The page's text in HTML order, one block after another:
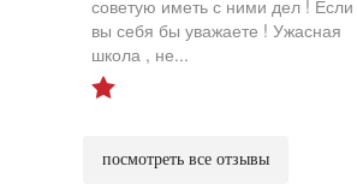
советую иметь с ними дел ! Если
вы себя бы уважаете ! Ужасная
школа , не...
посмотреть все отзывы